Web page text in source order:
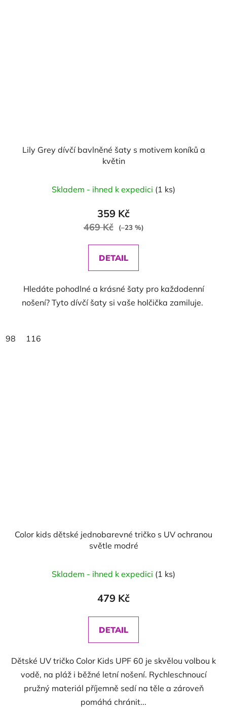
Lily Grey dívčí bavlněné šaty s motivem koníků a
květin
Skladem - ihned k expedici (1 ks)
359 Kč
469 Kč (–23 %)
DETAIL
Hledáte pohodlné a krásné šaty pro každodenní
nošení? Tyto dívčí šaty si vaše holčička zamiluje.
98 116
Color kids dětské jednobarevné tričko s UV ochranou
světle modré
Skladem - ihned k expedici (1 ks)
479 Kč
DETAIL
Dětské UV tričko Color Kids UPF 60 je skvělou volbou k
vodě, na pláž i běžné letní nošení. Rychleschnoucí
pružný materiál příjemně sedí na těle a zároveň
pomáhá chránit...